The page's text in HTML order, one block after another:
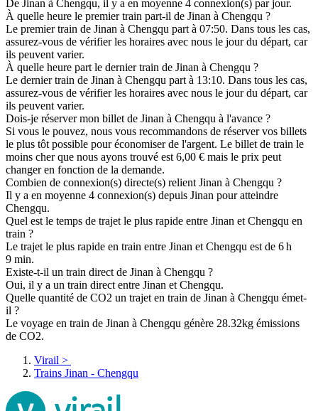
De Jinan à Chengqu, il y a en moyenne 4 connexion(s) par jour.
À quelle heure le premier train part-il de Jinan à Chengqu ?
Le premier train de Jinan à Chengqu part à 07:50. Dans tous les cas,
assurez-vous de vérifier les horaires avec nous le jour du départ, car
ils peuvent varier.
À quelle heure part le dernier train de Jinan à Chengqu ?
Le dernier train de Jinan à Chengqu part à 13:10. Dans tous les cas,
assurez-vous de vérifier les horaires avec nous le jour du départ, car
ils peuvent varier.
Dois-je réserver mon billet de Jinan à Chengqu à l'avance ?
Si vous le pouvez, nous vous recommandons de réserver vos billets
le plus tôt possible pour économiser de l'argent. Le billet de train le
moins cher que nous ayons trouvé est 6,00 € mais le prix peut
changer en fonction de la demande.
Combien de connexion(s) directe(s) relient Jinan à Chengqu ?
Il y a en moyenne 4 connexion(s) depuis Jinan pour atteindre
Chengqu.
Quel est le temps de trajet le plus rapide entre Jinan et Chengqu en
train ?
Le trajet le plus rapide en train entre Jinan et Chengqu est de 6 h
9 min.
Existe-t-il un train direct de Jinan à Chengqu ?
Oui, il y a un train direct entre Jinan et Chengqu.
Quelle quantité de CO2 un trajet en train de Jinan à Chengqu émet-
il ?
Le voyage en train de Jinan à Chengqu génère 28.32kg émissions
de CO2.
Virail >
Trains Jinan - Chengqu